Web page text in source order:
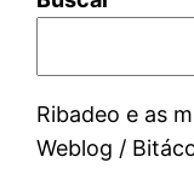
Ribadeo e as
Weblog /